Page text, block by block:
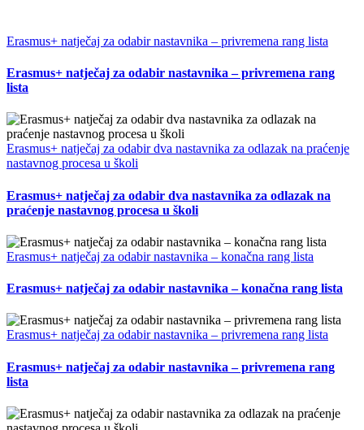
Erasmus+ natječaj za odabir nastavnika – privremena rang lista
Erasmus+ natječaj za odabir nastavnika – privremena rang
lista
Erasmus+ natječaj za odabir dva nastavnika za odlazak na praćenje
nastavnog procesa u školi
Erasmus+ natječaj za odabir dva nastavnika za odlazak na
praćenje nastavnog procesa u školi
Erasmus+ natječaj za odabir nastavnika – konačna rang lista
Erasmus+ natječaj za odabir nastavnika – konačna rang lista
Erasmus+ natječaj za odabir nastavnika – privremena rang lista
Erasmus+ natječaj za odabir nastavnika – privremena rang
lista